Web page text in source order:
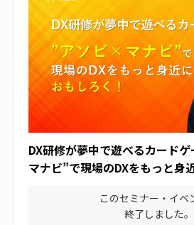
DX研修が夢中で遊べるカード
マナビ”で現場のDXをもっと身
このセミナー・イベ
終了しました。